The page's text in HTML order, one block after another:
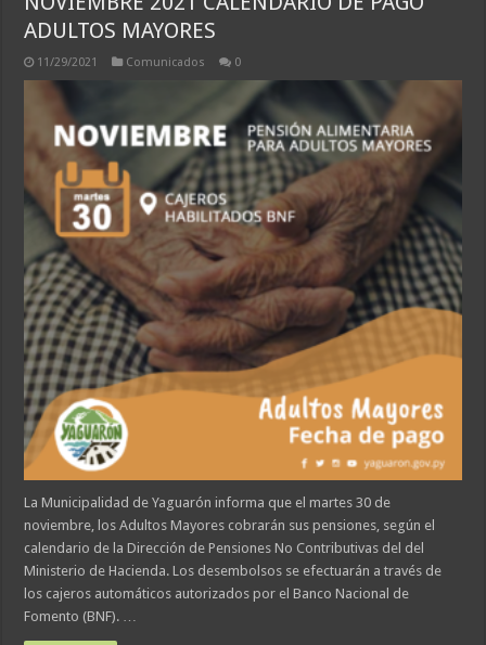
ADULTOS MAYORES
11/29/2021 Comunicados 0
La Municipalidad de Yaguarón informa que el martes 30 de
noviembre, los Adultos Mayores cobrarán sus pensiones, según el
calendario de la Dirección de Pensiones No Contributivas del del
Ministerio de Hacienda. Los desembolsos se efectuarán a través de
los cajeros automáticos autorizados por el Banco Nacional de
Fomento (BNF). …